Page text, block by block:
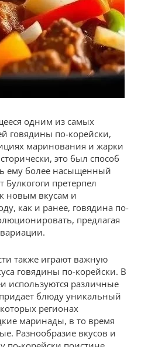
одним из самых
говядины по-корейски,
маринования и жарки
это был способ
ему более насыщенный
Булкогоги претерпел
новым вкусам и
как и ранее, говядина по-
предлагая
также играют важную
говядины по-корейски. В
используются различные
блюду уникальный
регионах
маринады, в то время
Разнообразие вкусов и